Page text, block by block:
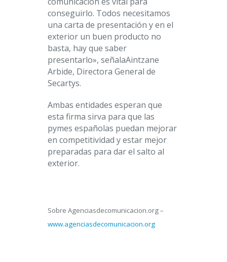
conseguirlo. Todos necesitamos
una carta de presentación y en el
exterior un buen producto no
basta, hay que saber
presentarlo», señalaAintzane
Arbide, Directora General de
Secartys.
Ambas entidades esperan que
esta firma sirva para que las
pymes españolas puedan mejorar
en competitividad y estar mejor
preparadas para dar el salto al
exterior.
Sobre Agenciasdecomunicacion.org –
www.agenciasdecomunicacion.org